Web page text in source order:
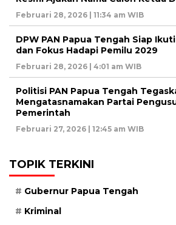
Februari 28, 2026 | 11:34 am WIB
DPW PAN Papua Tengah Siap
dan Fokus Hadapi Pemilu 2029
Februari 28, 2026 | 4:01 am WIB
Politisi PAN Papua Tengah
Mengatasnamakan Partai
Pemerintah
Februari 27, 2026 | 12:45 am WIB
TOPIK TERKINI
Gubernur Papua Tengah
Kriminal